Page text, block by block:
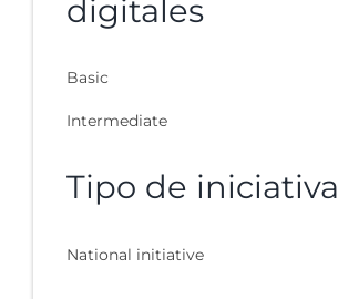
digitales
Basic
Intermediate
Tipo de iniciativa
National initiative